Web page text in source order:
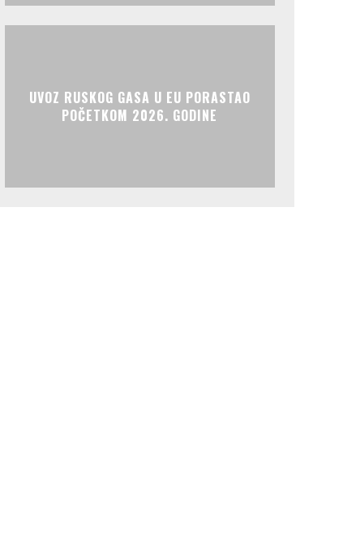
UVOZ RUSKOG GASA U EU PORASTAO
POČETKOM 2026. GODINE